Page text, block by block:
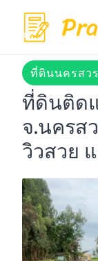
content
ที่ดินนครสว
ที่ดินติด
จ.นครส
วิวสวย